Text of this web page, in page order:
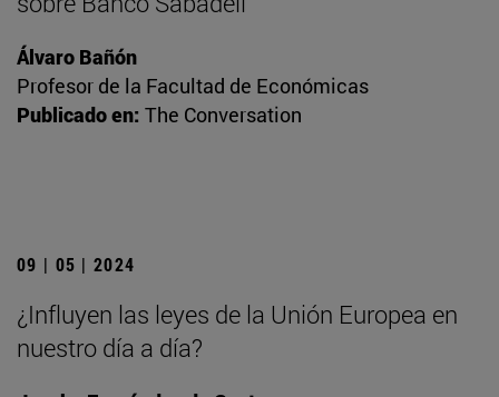
Álvaro Bañón
Profesor de la Facultad de Económicas
Publicado en: The Conversation
09 | 05 | 2024
¿Influyen las leyes de la Unión Europea en
nuestro día a día?